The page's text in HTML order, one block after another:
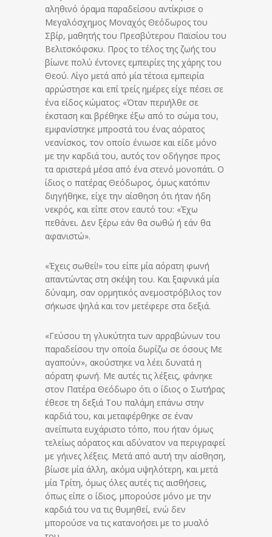
αληθινό όραμα παραδείσου αντίκρισε ο
Μεγαλόσχημος Μοναχός Θεόδωρος του
Σβίρ, μαθητής του Πρεσβύτερου Παϊσίου του
Βελιτσκόφσκυ. Προς το τέλος της ζωής του
βίωνε πολύ έντονες εμπειρίες της χάρης του
Θεού. Λίγο μετά από μία τέτοια εμπειρία
αρρώστησε και επί τρείς ημέρες είχε πέσει σε
ένα είδος κώματος: «Όταν περιήλθε σε
έκσταση και βρέθηκε έξω από το σώμα του,
εμφανίστηκε μπροστά του ένας αόρατος
νεανίσκος, τον οποίο ένιωσε και είδε μόνο
με την καρδιά του, αυτός τον οδήγησε προς
τα αριστερά μέσα από ένα στενό μονοπάτι. Ο
ίδιος ο πατέρας Θεόδωρος, όμως κατόπιν
διηγήθηκε, είχε την αίσθηση ότι ήταν ήδη
νεκρός, και είπε στον εαυτό του: «Έχω
πεθάνει. Δεν ξέρω εάν θα σωθώ ή εάν θα
αφανιστώ».
«Έχεις σωθεί!» του είπε μία αόρατη φωνή
απαντώντας στη σκέψη του. Και ξαφνικά μία
δύναμη, σαν ορμητικός ανεμοστρόβιλος τον
σήκωσε ψηλά και τον μετέφερε στα δεξιά.
«Γεύσου τη γλυκύτητα των αρραβώνων του
παραδείσου την οποία δωρίζω σε όσους Με
αγαπούν», ακούστηκε να λέει δυνατά η
αόρατη φωνή. Με αυτές τις λέξεις, φάνηκε
στον Πατέρα Θεόδωρο ότι ο ίδιος ο Σωτήρας
έθεσε τη δεξιά Του παλάμη επάνω στην
καρδιά του, και μεταφέρθηκε σε έναν
ανείπωτα ευχάριστο τόπο, που ήταν όμως
τελείως αόρατος και αδύνατον να περιγραφεί
με γήινες λέξεις. Μετά από αυτή την αίσθηση,
βίωσε μία άλλη, ακόμα υψηλότερη, και μετά
μία Τρίτη, όμως όλες αυτές τις αισθήσεις,
όπως είπε ο ίδιος, μπορούσε μόνο με την
καρδιά του να τις θυμηθεί, ενώ δεν
μπορούσε να τις κατανοήσει με το μυαλό